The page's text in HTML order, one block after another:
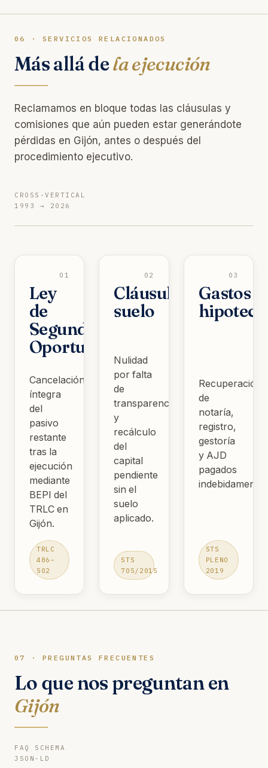
06 · SERVICIOS RELACIONADOS
Más allá dela ejecución
Reclamamos en bloque todas las cláusulas y
comisiones que aún pueden estar generándote
pérdidas en Gijón, antes o después del
procedimiento ejecutivo.
CROSS-VERTICAL
1993 → 2026
01
Ley
de
Segunda
Oportunidad
Cancelación
íntegra
del
pasivo
restante
tras la
ejecución
mediante
BEPI del
TRLC en
Gijón.
TRLC
486–
502
02
Cláusula
suelo
Nulidad
por falta
de
transparencia
y
recálculo
del
capital
pendiente
sin el
suelo
aplicado.
STS
705/2015
03
Gastos
Recuperación
de
notaría,
registro,
gestoría
y AJD
pagados
indebidamente.
STS
PLENO
2019
07 · PREGUNTAS FRECUENTES
Lo que nos preguntan en
Gijón
FAQ SCHEMA
JSON-LD